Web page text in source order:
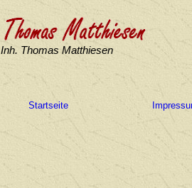
Inh. Thomas Matthiesen
Startseite